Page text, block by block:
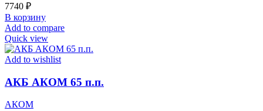
7740 ₽
В корзину
Add to compare
Quick view
Add to wishlist
АКБ АКОМ 65 п.п.
АКОМ